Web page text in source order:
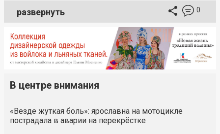
развернуть 0
В центре внимания
«Везде жуткая боль»: ярославна на мотоцикле
пострадала в аварии на перекрёстке